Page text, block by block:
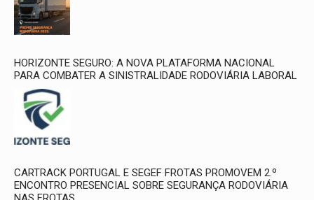
HORIZONTE SEGURO: A NOVA PLATAFORMA NACIONAL
PARA COMBATER A SINISTRALIDADE RODOVIÁRIA LABORAL
CARTRACK PORTUGAL E SEGEF FROTAS PROMOVEM 2.º
ENCONTRO PRESENCIAL SOBRE SEGURANÇA RODOVIÁRIA